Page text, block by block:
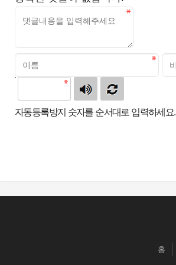
자동등록방지 숫자를 순서대로 입력하세요.
홈